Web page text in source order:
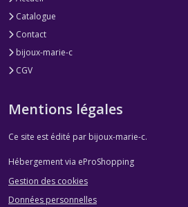
Catalogue
Contact
bijoux-marie-c
CGV
Mentions légales
Ce site est édité par bijoux-marie-c.
Hébergement via eProShopping
Gestion des cookies
Données personnelles